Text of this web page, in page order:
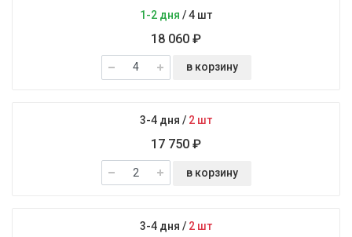
1-2 дня /4 шт
18 060 ₽
в корзину
3-4 дня / 2 шт
17 750 ₽
в корзину
3-4 дня / 2 шт